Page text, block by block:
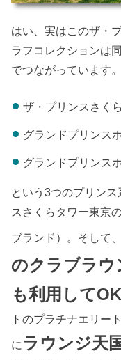
はい、実はこのザ・
ラフコレクションは
でつながっています。
ザ・プリンスさく
グランドプリンス
グランドプリンス
という3つのプリン
スさくらタワー東京
ブランド）。そして
のクラブラウ
も利用してOK
トのプラチナエリー
に ラウンジ天